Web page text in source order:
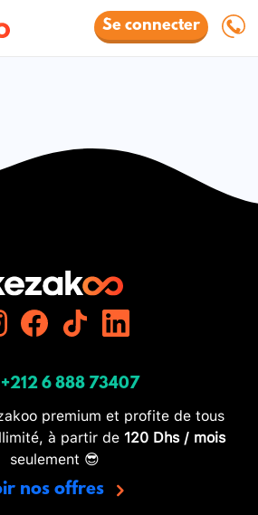
Se connecter
+212 6 888 73407
premium et profite de tous
à partir de 120 Dhs / mois
seulement 😎
nos offres